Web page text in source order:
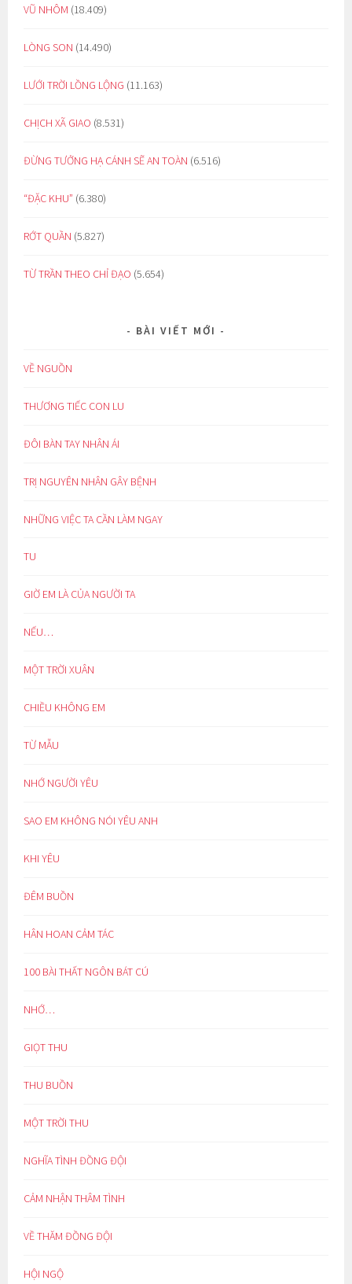
VŨ NHÔM (18.409)
LÒNG SON (14.490)
LƯỚI TRỜI LỒNG LỘNG (11.163)
CHỊCH XÃ GIAO (8.531)
ĐỪNG TƯỞNG HẠ CÁNH SẼ AN TOÀN (6.516)
“ĐẶC KHU” (6.380)
RỚT QUẦN (5.827)
TỪ TRẦN THEO CHỈ ĐẠO (5.654)
BÀI VIẾT MỚI
VỀ NGUỒN
THƯƠNG TIẾC CON LU
ĐÔI BÀN TAY NHÂN ÁI
TRỊ NGUYÊN NHÂN GÂY BỆNH
NHỮNG VIỆC TA CẦN LÀM NGAY
TU
GIỜ EM LÀ CỦA NGƯỜI TA
NẾU…
MỘT TRỜI XUÂN
CHIỀU KHÔNG EM
TỪ MẪU
NHỚ NGƯỜI YÊU
SAO EM KHÔNG NÓI YÊU ANH
KHI YÊU
ĐÊM BUỒN
HÂN HOAN CẢM TÁC
100 BÀI THẤT NGÔN BÁT CÚ
NHỚ…
GIỌT THU
THU BUỒN
MỘT TRỜI THU
NGHĨA TÌNH ĐỒNG ĐỘI
CẢM NHẬN THÂM TÌNH
VỀ THĂM ĐỒNG ĐỘI
HỘI NGỘ